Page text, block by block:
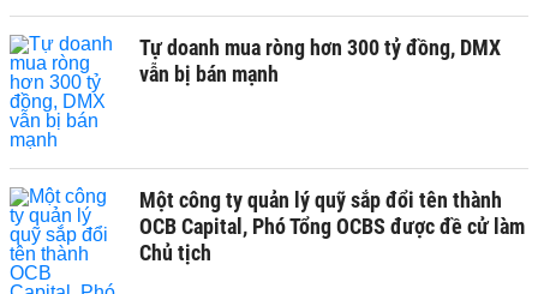
Tự doanh mua ròng hơn 300 tỷ đồng, DMX
vẫn bị bán mạnh
Một công ty quản lý quỹ sắp đổi tên thành
OCB Capital, Phó Tổng OCBS được đề cử làm
Chủ tịch